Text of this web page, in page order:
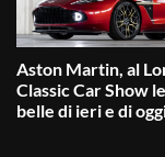
Aston Martin, al
Classic Car Show
belle di ieri e di